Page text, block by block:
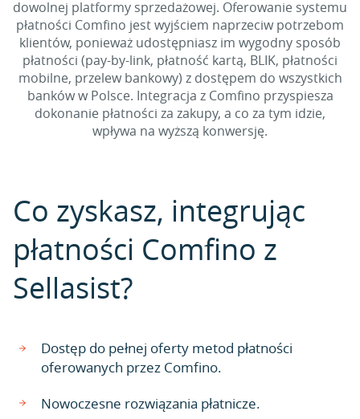
dowolnej platformy sprzedażowej. Oferowanie systemu
płatności Comfino jest wyjściem naprzeciw potrzebom
klientów, ponieważ udostępniasz im wygodny sposób
płatności (pay-by-link, płatność kartą, BLIK, płatności
mobilne, przelew bankowy) z dostępem do wszystkich
banków w Polsce. Integracja z Comfino przyspiesza
dokonanie płatności za zakupy, a co za tym idzie,
wpływa na wyższą konwersję.
Co zyskasz, integrując
płatności Comfino z
Sellasist?
Dostęp do pełnej oferty metod płatności
oferowanych przez Comfino.
Nowoczesne rozwiązania płatnicze.